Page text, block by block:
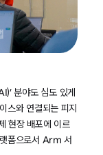
분야도 심도 있게
스와 연결되는 피지
현장 배포에 이르
폼으로서 Arm 서